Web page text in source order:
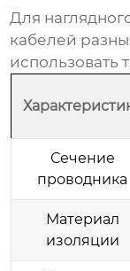
Для
кабелей
использовать
Сечение
проводника
Материал
изоляции